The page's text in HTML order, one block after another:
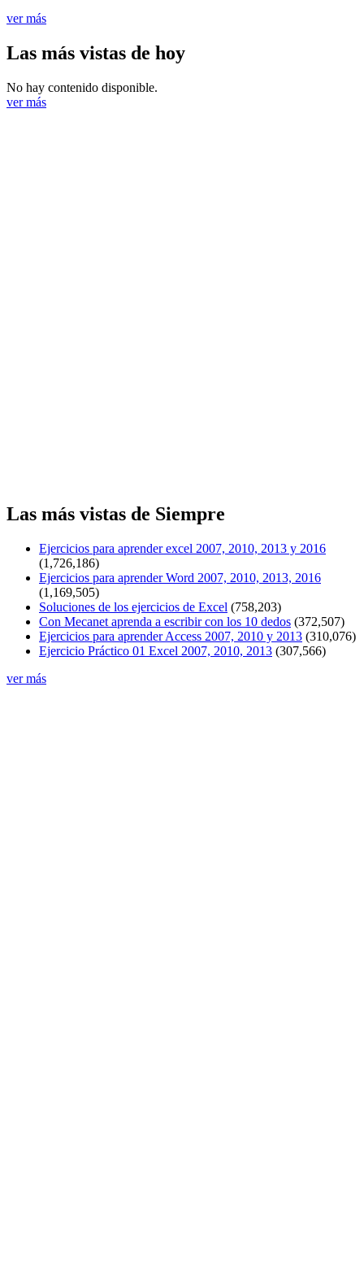
ver más
Las más vistas de hoy
No hay contenido disponible.
ver más
Las más vistas de Siempre
Ejercicios para aprender excel 2007, 2010, 2013 y 2016
(1,726,186)
Ejercicios para aprender Word 2007, 2010, 2013, 2016
(1,169,505)
Soluciones de los ejercicios de Excel (758,203)
Con Mecanet aprenda a escribir con los 10 dedos (372,507)
Ejercicios para aprender Access 2007, 2010 y 2013 (310,076)
Ejercicio Práctico 01 Excel 2007, 2010, 2013 (307,566)
ver más